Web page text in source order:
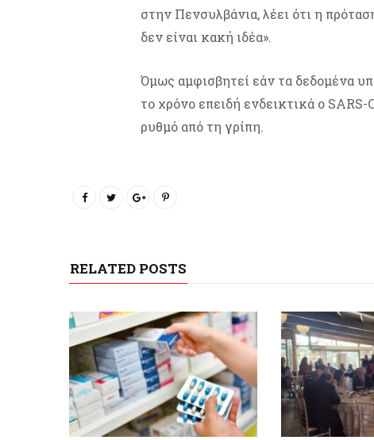
στην Πενσυλβάνια, λέει ότι η
δεν είναι κακή ιδέα».
Όμως αμφισβητεί εάν τα δεδομένα
το χρόνο επειδή ενδεικτικά ο
ρυθμό από τη γρίπη.
RELATED POSTS